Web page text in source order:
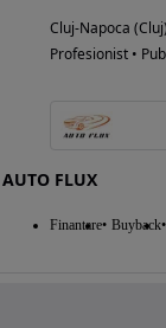
Cluj-Napoca (Cluj)
Profesionist •
AUTO FLUX
Finantare Buyback